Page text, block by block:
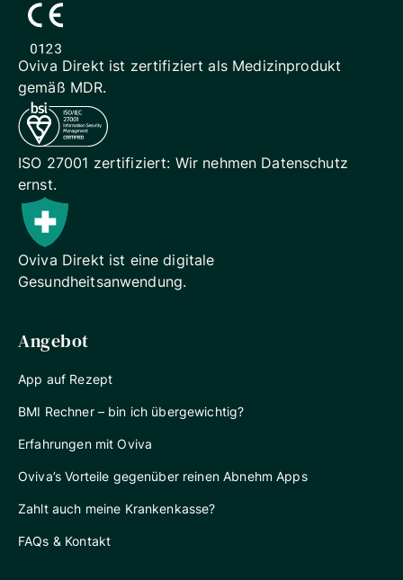
Oviva Direkt ist zertifiziert als Medizinprodukt
gemäß MDR.
ISO 27001 zertifiziert: Wir nehmen Datenschutz
ernst.
Oviva Direkt ist eine digitale
Gesundheitsanwendung.
Angebot
App auf Rezept
BMI Rechner – bin ich übergewichtig?
Erfahrungen mit Oviva
Oviva’s Vorteile gegenüber reinen Abnehm Apps
Zahlt auch meine Krankenkasse?
FAQs & Kontakt